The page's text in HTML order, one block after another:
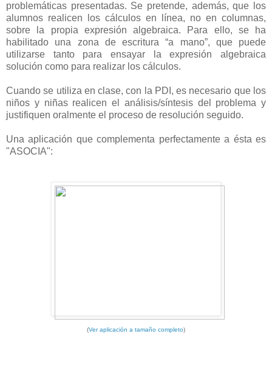
problemáticas presentadas. Se pretende, además, que los
alumnos realicen los cálculos en línea, no en columnas,
sobre la propia expresión algebraica. Para ello, se ha
habilitado una zona de escritura “a mano”, que puede
utilizarse tanto para ensayar la expresión algebraica
solución como para realizar los cálculos.
Cuando se utiliza en clase, con la PDI, es necesario que los
niños y niñas realicen el análisis/síntesis del problema y
justifiquen oralmente el proceso de resolución seguido.
Una aplicación que complementa perfectamente a ésta es
"ASOCIA":
(Ver aplicación a tamaño completo)